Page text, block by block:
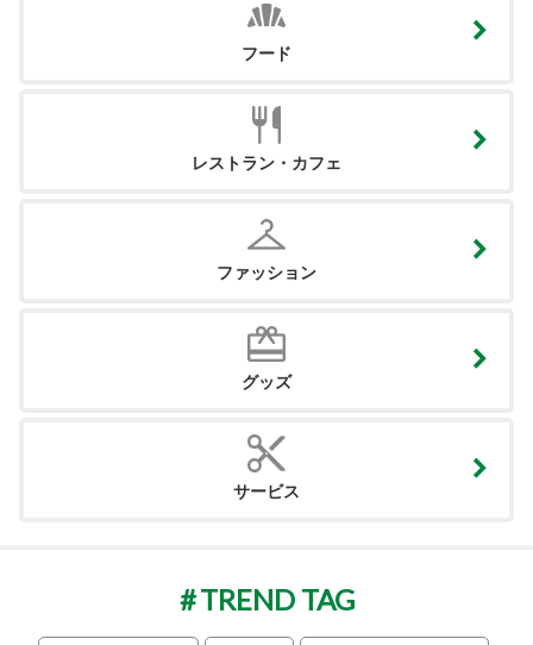
フード
レストラン・カフェ
ファッション
グッズ
サービス
TREND TAG